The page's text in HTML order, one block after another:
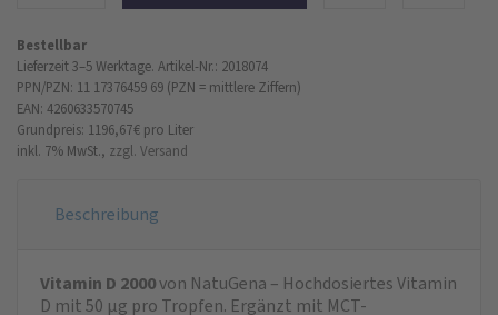
Bestellbar
Lieferzeit 3–5 Werktage. Artikel-Nr.: 2018074
PPN/PZN: 11 17376459 69 (PZN = mittlere Ziffern)
EAN: 4260633570745
Grundpreis: 1196,67 € pro Liter
inkl. 7% MwSt., zzgl. Versand
Beschreibung
Vitamin D 2000von NatuGena – Hochdosiertes Vitamin
D mit 50 µg pro Tropfen. Ergänzt mit MCT-